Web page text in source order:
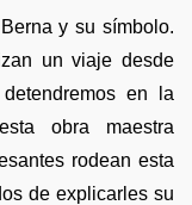
y su símbolo.
un viaje desde
detendremos en la
obra maestra
rodean esta
de explicarles su